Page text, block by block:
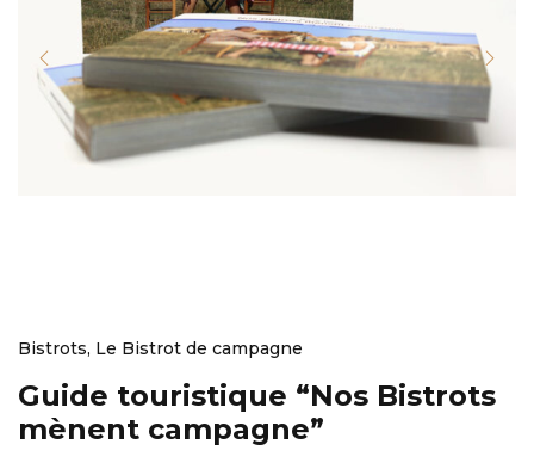
Bistrots, Le Bistrot de campagne
Guide touristique “Nos Bistrots
mènent campagne”